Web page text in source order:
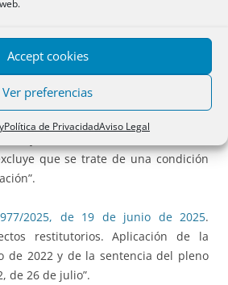
Accept cookies
Ver preferencias
Política de PrivacidadAviso Legal
una multiplicidad de entidades
julio de 2024 (C-450/22)”.
con consumidores. Validez del
del interés ordinario, objeto de
que se trate de una condición
2025, de 19 de junio de 2025.
restitutorios. Aplicación de la
de 2022 y de la sentencia del pleno
de 26 de julio”.